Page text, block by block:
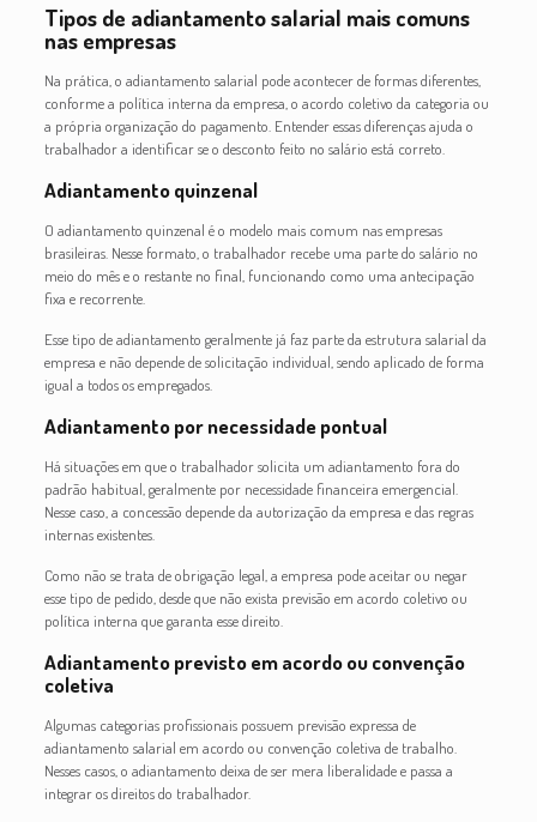
Tipos de adiantamento salarial mais comuns
nas empresas
Na prática, o adiantamento salarial pode acontecer de formas diferentes,
conforme a política interna da empresa, o acordo coletivo da categoria ou
a própria organização do pagamento. Entender essas diferenças ajuda o
trabalhador a identificar se o desconto feito no salário está correto.
Adiantamento quinzenal
O adiantamento quinzenal é o modelo mais comum nas empresas
brasileiras. Nesse formato, o trabalhador recebe uma parte do salário no
meio do mês e o restante no final, funcionando como uma antecipação
fixa e recorrente.
Esse tipo de adiantamento geralmente já faz parte da estrutura salarial da
empresa e não depende de solicitação individual, sendo aplicado de forma
igual a todos os empregados.
Adiantamento por necessidade pontual
Há situações em que o trabalhador solicita um adiantamento fora do
padrão habitual, geralmente por necessidade financeira emergencial.
Nesse caso, a concessão depende da autorização da empresa e das regras
internas existentes.
Como não se trata de obrigação legal, a empresa pode aceitar ou negar
esse tipo de pedido, desde que não exista previsão em acordo coletivo ou
política interna que garanta esse direito.
Adiantamento previsto em acordo ou convenção
coletiva
Algumas categorias profissionais possuem previsão expressa de
adiantamento salarial em acordo ou convenção coletiva de trabalho.
Nesses casos, o adiantamento deixa de ser mera liberalidade e passa a
integrar os direitos do trabalhador.